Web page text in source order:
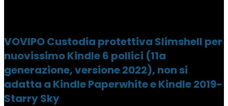
VOVIPO Custodia protettiva Slimshell per
nuovissimo Kindle 6 pollici (11a
generazione, versione 2022), non si
adatta a Kindle Paperwhite e Kindle 2019-
Starry Sky